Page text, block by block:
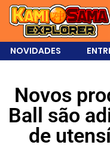
NOVIDADES
Novos
Ball são
de